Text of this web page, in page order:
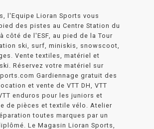
l'Equipe Lioran Sports vous
des pistes au Centre Station du
côté de l'ESF, au pied de la Tour
ski, surf, miniskis, snowscoot,
Vente textiles, matériel et
Réservez votre matériel sur
Gardiennage gratuit des
et vente de VTT DH, VTT
enduros pour les juniors et
de pièces et textile vélo. Atelier
toutes marques par un
Le Magasin Lioran Sports,